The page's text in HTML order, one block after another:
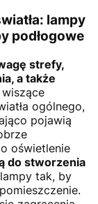
lampy
podłogowe
strefy,
a także
ogólnego,
pojawią
oświetlenie
do stworzenia
tak, by